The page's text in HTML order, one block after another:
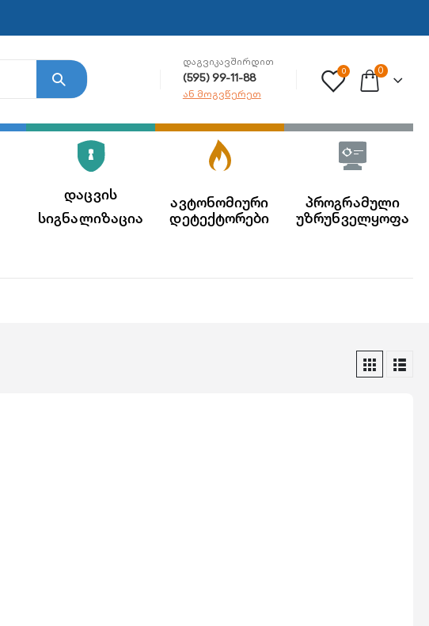
ᲓᲐᲒᲕᲘᲙᲐᲕᲨᲘᲠᲓᲘᲗ
(595) 99-11-88
ან მოგვწერეთ
0 0
დაცვის
სიგნალიზაცია
ავტონომიური
დეტექტორები
პროგრამული
უზრუნველყოფა